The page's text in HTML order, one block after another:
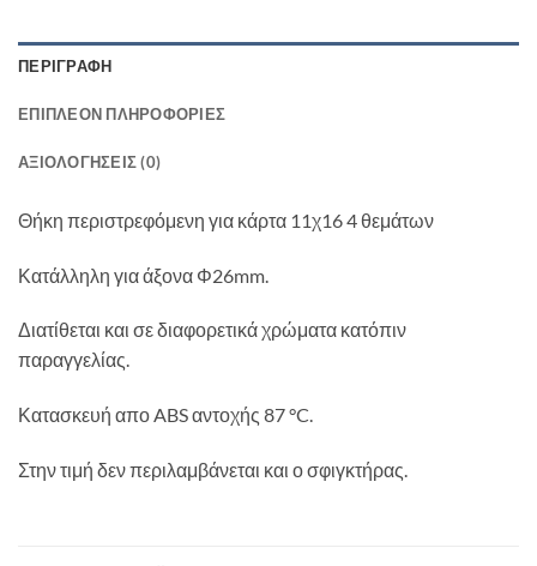
ΠΕΡΙΓΡΑΦΉ
ΕΠΙΠΛΈΟΝ ΠΛΗΡΟΦΟΡΊΕΣ
ΑΞΙΟΛΟΓΉΣΕΙΣ (0)
Θήκη περιστρεφόμενη για κάρτα 11χ16 4 θεμάτων
Κατάλληλη για άξονα Φ26mm.
Διατίθεται και σε διαφορετικά χρώματα κατόπιν
παραγγελίας.
Κατασκευή απο ABS αντοχής 87 °C.
Στην τιμή δεν περιλαμβάνεται και ο σφιγκτήρας.